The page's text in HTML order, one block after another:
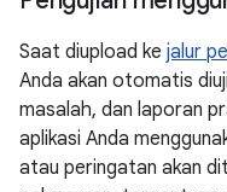
Saat diupload ke jalur
Anda akan otomatis
masalah, dan laporan
aplikasi Anda
atau peringatan akan